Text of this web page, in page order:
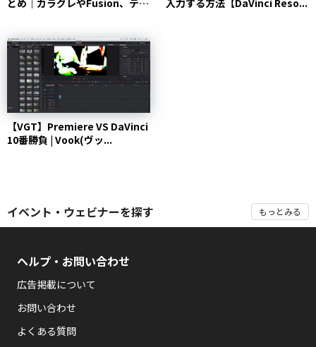
【VGT】Premiere VS DaVinci
10番勝負 | Vook(ヴッ...
イベント・ウェビナーを探す もっとみる
ヘルプ・お問い合わせ
広告掲載について
お問い合わせ
よくある質問